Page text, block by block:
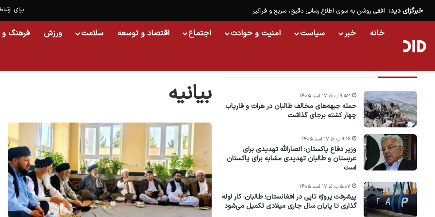
برای خبرگزای دید: افقی روشن به سوی اطلاع رسانی دقیق، سریع و فراگیر
خانه خبر سیاست امنیت و حوادث اجتماع اقتصاد و توسعه سلامت ورزش فرهنگ و
بیانیه
حمله جبهه‌های مخالف طالبان در هرات و فاریاب
چهار کشته برجای گذاشت
۹:۵۳ ب.ظ ۱۷ اسد ۱۴۰۵
وزیر دفاع پاکستان: انصارالله تهدیدی برای
عربستان و طالبان تهدیدی مشابه برای پاکستان
است
۹:۱۶ ب.ظ ۱۷ اسد ۱۴۰۵
پیشرفت پروژه‌ تاپی در افغانستان؛ طالبان: کار لوله
گذاری تا پایان سال جاری میلادی تکمیل می‌شود
۵:۰۷ ب.ظ ۱۷ اسد ۱۴۰۵